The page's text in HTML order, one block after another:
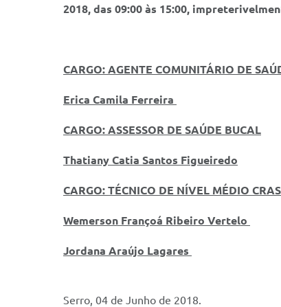
2018, das 09:00 às 15:00,
CARGO: AGENTE COMUNITÁRIO DE
Erica Camila Ferreira
CARGO: ASSESSOR DE SAÚDE BUCAL
Thatiany Catia Santos Figueiredo
CARGO: TÉCNICO DE NÍVEL MÉDIO
Wemerson Françoá Ribeiro Vertelo
Jordana Araújo Lagares
Serro, 04 de Junho de 2018.